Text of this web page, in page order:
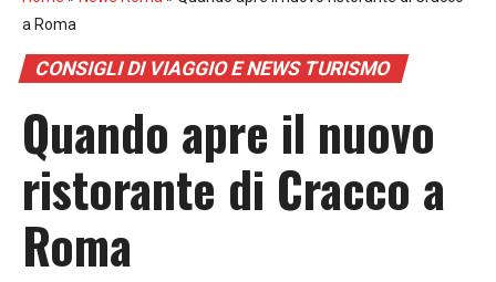
a Roma
CONSIGLI DI VIAGGIO E NEWS TURISMO
Quando apre il nuovo
ristorante di Cracco a
Roma